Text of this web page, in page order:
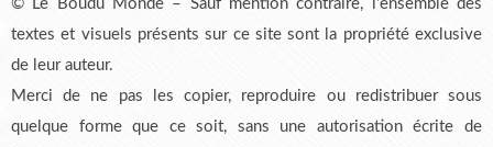
© Le Boudu Monde – Sauf mention contraire, l’ensemble des
textes et visuels présents sur ce site sont la propriété exclusive
de leur auteur.
Merci de ne pas les copier, reproduire ou redistribuer sous
quelque forme que ce soit, sans une autorisation écrite de